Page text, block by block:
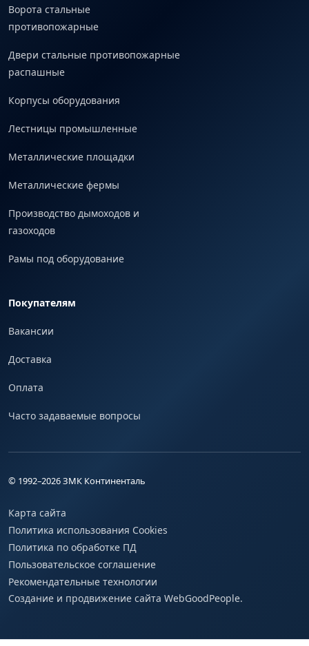
Ворота стальные
противопожарные
Двери стальные противопожарные
распашные
Корпусы оборудования
Лестницы промышленные
Металлические площадки
Металлические фермы
Производство дымоходов и
газоходов
Рамы под оборудование
Покупателям
Вакансии
Доставка
Оплата
Часто задаваемые вопросы
© 1992–2026ЗМК Континенталь
Карта сайта
Политика использования Cookies
Политика по обработке ПД
Пользовательское соглашение
Рекомендательные технологии
Создание и продвижение сайта WebGoodPeople.